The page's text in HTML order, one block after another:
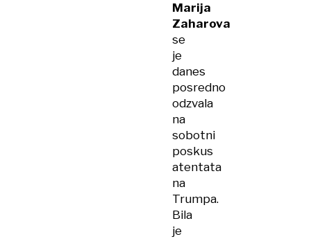
Marija
Zaharova
se
je
danes
posredno
odzvala
na
sobotni
poskus
atentata
na
Trumpa.
Bila
je